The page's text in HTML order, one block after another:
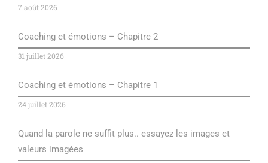
7 août 2026
Coaching et émotions – Chapitre 2
31 juillet 2026
Coaching et émotions – Chapitre 1
24 juillet 2026
Quand la parole ne suffit plus.. essayez les images et
valeurs imagées